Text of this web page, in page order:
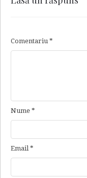
Comentariu *
Nume *
Email *